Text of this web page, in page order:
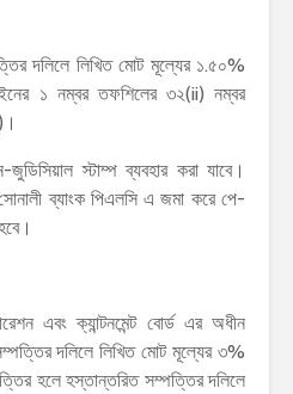
দলিলে লিখিত মোট মূল্যের ১.৫০%
১ নম্বর তফশিলের ৩২(ii) নম্বর
স্টাম্প ব্যবহার করা যাবে।
ব্যাংক পিএলসি এ জমা করে পে-
এবং ক্যান্টনমেন্ট বোর্ড এর অধীন
দলিলে লিখিত মোট মূল্যের ৩%
হলে হস্তান্তরিত সম্পত্তির দলিলে